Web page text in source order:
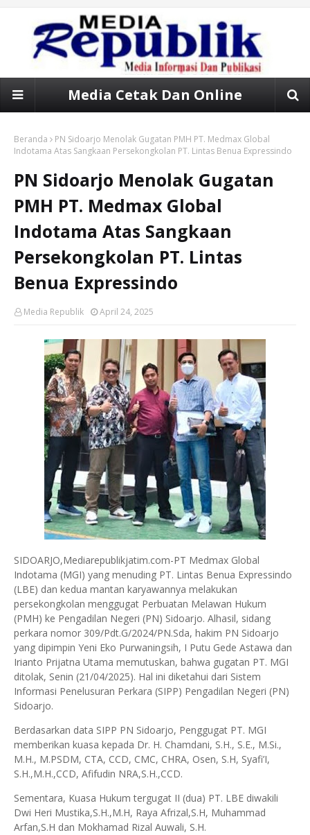
Media Cetak Dan Online
Beranda
PN Sidoarjo Menolak Gugatan PMH PT. Medmax Global
Indotama Atas Sangkaan Persekongkolan PT. Lintas Benua Expressindo
PN Sidoarjo Menolak Gugatan
PMH PT. Medmax Global
Indotama Atas Sangkaan
Persekongkolan PT. Lintas
Benua Expressindo
Media Republik April 24, 2025
SIDOARJO,Mediarepublikjatim.com-PT Medmax Global
Indotama (MGI) yang menuding PT. Lintas Benua Expressindo
(LBE) dan kedua mantan karyawannya melakukan
persekongkolan menggugat Perbuatan Melawan Hukum
(PMH) ke Pengadilan Negeri (PN) Sidoarjo. Alhasil, sidang
perkara nomor 309/Pdt.G/2024/PN.Sda, hakim PN Sidoarjo
yang dipimpin Yeni Eko Purwaningsih, I Putu Gede Astawa dan
Irianto Prijatna Utama memutuskan, bahwa gugatan PT. MGI
ditolak, Senin (21/04/2025). Hal ini diketahui dari Sistem
Informasi Penelusuran Perkara (SIPP) Pengadilan Negeri (PN)
Sidoarjo.
Berdasarkan data SIPP PN Sidoarjo, Penggugat PT. MGI
memberikan kuasa kepada Dr. H. Chamdani, S.H., S.E., M.Si.,
M.H., M.PSDM, CTA, CCD, CMC, CHRA, Osen, S.H, Syafi’I,
S.H.,M.H.,CCD, Afifudin NRA,S.H.,CCD.
Sementara, Kuasa Hukum tergugat II (dua) PT. LBE diwakili
Dwi Heri Mustika,S.H.,M.H, Raya Afrizal,S.H, Muhammad
Arfan,S.H dan Mokhamad Rizal Auwali, S.H.